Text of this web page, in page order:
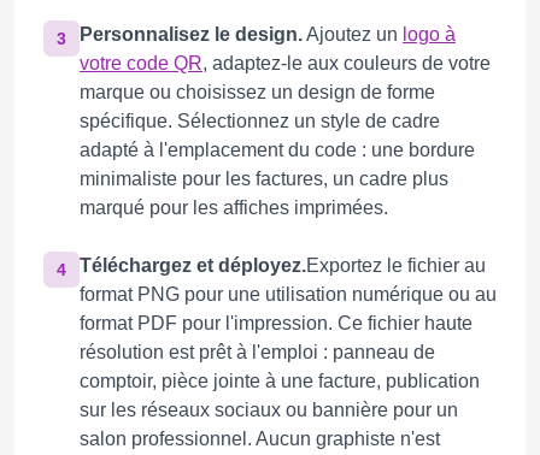
3 Personnalisez le design.Ajoutez un logo à
votre code QR, adaptez-le aux couleurs de votre
marque ou choisissez un design de forme
spécifique. Sélectionnez un style de cadre
adapté à l'emplacement du code : une bordure
minimaliste pour les factures, un cadre plus
marqué pour les affiches imprimées.
4 Téléchargez et déployez.Exportez le fichier au
format PNG pour une utilisation numérique ou au
format PDF pour l'impression. Ce fichier haute
résolution est prêt à l'emploi : panneau de
comptoir, pièce jointe à une facture, publication
sur les réseaux sociaux ou bannière pour un
salon professionnel. Aucun graphiste n'est